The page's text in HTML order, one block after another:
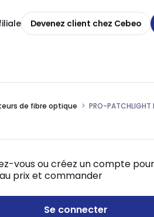
Devenez client chez Cebeo
de fibre optique PRO-PATCHLIGHT
vous ou créez un compte pour
prix et commander
Se connecter